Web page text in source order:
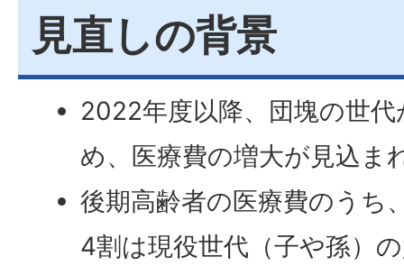
見直しの背景
2022年度以降、団塊の世
め、医療費の増大が見込ま
後期高齢者の医療費のうち
4割は現役世代（子や孫）